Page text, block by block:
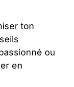
ton
ou
en